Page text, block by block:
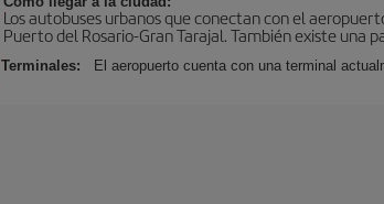
Los autobuses urbanos que conectan con el
Puerto del Rosario-Gran Tarajal. También existe una
Terminales: El aeropuerto cuenta con una terminal